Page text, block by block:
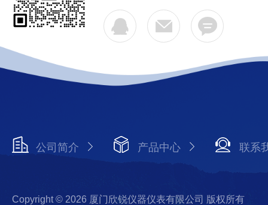
公司简介 产品中心 联系
Copyright © 2026 厦门欣锐仪器仪表有限公司 版权所有